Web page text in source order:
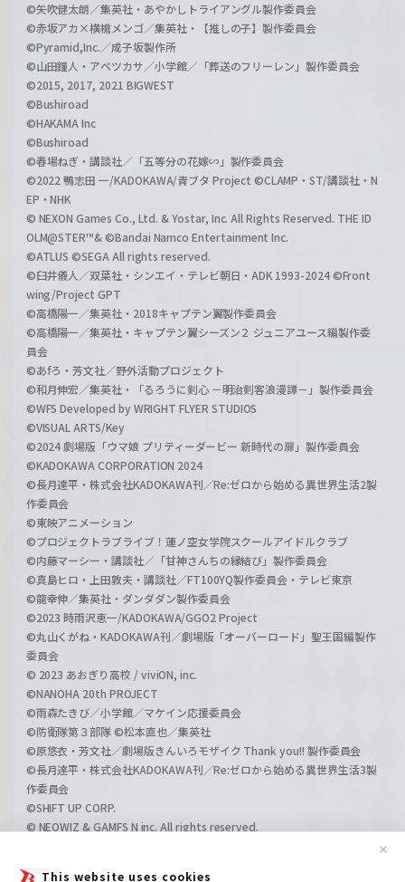
This website uses cookies
✕
©矢吹健太朗／集英社・あやかしトライアングル製作委員会
©赤坂アカ×横槍メンゴ／集英社・【推しの子】製作委員会
©Pyramid,Inc.／成子坂製作所
©山田鐘人・アベツカサ／小学館／「葬送のフリーレン」製作委員会
©2015, 2017, 2021 BIGWEST
©Bushiroad
©HAKAMA Inc
©Bushiroad
©春場ねぎ・講談社／「五等分の花嫁∽」製作委員会
©2022 鴨志田 一/KADOKAWA/青ブタ Project ©CLAMP・ST/講談社・N
EP・NHK
© NEXON Games Co., Ltd. & Yostar, Inc. All Rights Reserved. THE ID
OLM@STER™& ©Bandai Namco Entertainment Inc.
©ATLUS ©SEGA All rights reserved.
©臼井儀人／双葉社・シンエイ・テレビ朝日・ADK 1993-2024 ©Front
wing/Project GPT
©高橋陽一／集英社・2018キャプテン翼製作委員会
©高橋陽一／集英社・キャプテン翼シーズン２ ジュニアユース編製作委
員会
©あfろ・芳文社／野外活動プロジェクト
©和月伸宏／集英社・「るろうに剣心 －明治剣客浪漫譚－」製作委員会
©WFS Developed by WRIGHT FLYER STUDIOS
©VISUAL ARTS/Key
©2024 劇場版「ウマ娘 プリティーダービー 新時代の扉」製作委員会
©KADOKAWA CORPORATION 2024
©長月達平・株式会社KADOKAWA刊／Re:ゼロから始める異世界生活2製
作委員会
©東映アニメーション
©プロジェクトラブライブ！蓮ノ空女学院スクールアイドルクラブ
©内藤マーシー・講談社／「甘神さんちの縁結び」製作委員会
©真島ヒロ・上田敦夫・講談社／FT100YQ製作委員会・テレビ東京
©龍幸伸／集英社・ダンダダン製作委員会
©2023 時雨沢恵一/KADOKAWA/GGO2 Project
©丸山くがね・KADOKAWA刊／劇場版「オーバーロード」聖王国編製作
委員会
© 2023 あおぎり高校 / viviON, inc.
©NANOHA 20th PROJECT
©雨森たきび／小学館／マケイン応援委員会
©防衛隊第３部隊 ©松本直也／集英社
©原悠衣・芳文社／劇場版きんいろモザイク Thank you!! 製作委員会
©長月達平・株式会社KADOKAWA刊／Re:ゼロから始める異世界生活3製
作委員会
©SHIFT UP CORP.
© NEOWIZ & GAMFS N inc. All rights reserved.